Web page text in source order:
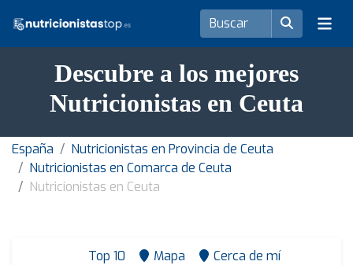
Descubre a los mejores
Nutricionistas en Ceuta
España
Nutricionistas en Provincia de Ceuta
Nutricionistas en Comarca de Ceuta
Nutricionistas en Ceuta
Top 10 Mapa Cerca de mí